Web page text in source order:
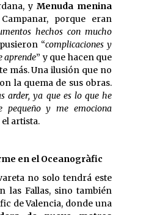
y  Menuda menina
porque eran
hechos con mucho
“complicaciones y
aprende” y que hacen que
más. Una ilusión que no
la quema de sus obras.
arder, ya que es lo que he
pequeño y me emociona
el artista.
en el Oceanogràfic
no solo tendrá este
las Fallas, sino también
de Valencia, donde una